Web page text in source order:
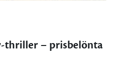
thriller – prisbelönta